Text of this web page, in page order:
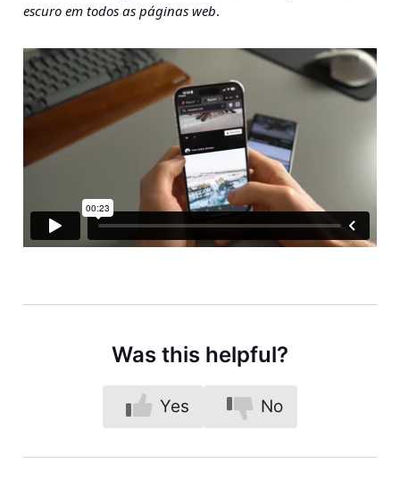
escuro em todos as páginas web.
Was this helpful?
Yes No